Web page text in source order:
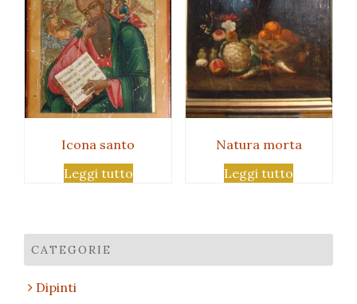
Icona santo
Leggi tutto
Natura morta
Leggi tutto
CATEGORIE
Dipinti